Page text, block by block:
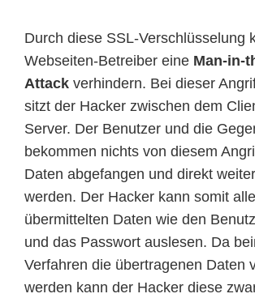
Durch diese SSL-Verschlüsselung
Webseiten-Betreiber eine Man-in-
Attack verhindern. Bei dieser
sitzt der Hacker zwischen dem
Server. Der Benutzer und die
bekommen nichts von diesem
Daten abgefangen und direkt
werden. Der Hacker kann somit alle
übermittelten Daten wie den
und das Passwort auslesen. Da
Verfahren die übertragenen Daten
werden kann der Hacker diese